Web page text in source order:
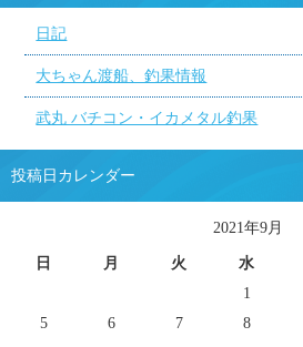
日記
大ちゃん渡船、釣果情報
武丸 バチコン・イカメタル釣果
投稿日カレンダー
2021年9月
日 月 火 水
1
5
6 7 8